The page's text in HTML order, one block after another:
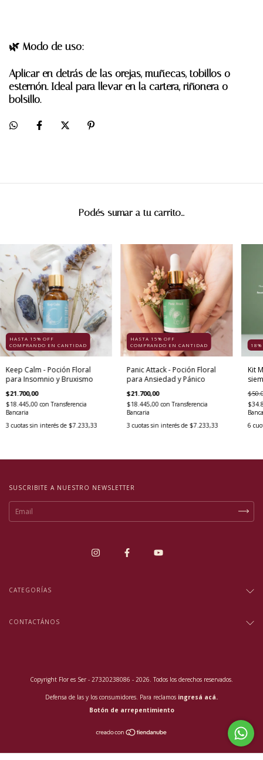
🌿 Modo de uso:
Aplicar endetrás de las orejas, muñecas, tobillos o
esternón. Ideal para llevar en la cartera, riñonera o
bolsillo.
Podés sumar a tu carrito...
HASTA 15% OFF
COMPRANDO EN CANTIDAD
Keep Calm - Poción Floral
para Insomnio y Bruxismo
$21.700,00
$18.445,00con Transferencia
Bancaria
3 cuotas sin interés de $7.233,33
HASTA 15% OFF
COMPRANDO EN CANTIDAD
Panic Attack - Poción Floral
para Ansiedad y Pánico
$21.700,00
$18.445,00con Transferencia
Bancaria
3 cuotas sin interés de $7.233,33
18
Kit
6
SUSCRIBITE A NUESTRO NEWSLETTER
CATEGORÍAS
CONTACTÁNOS
Copyright Flor es Ser - 27320238086 - 2026. Todos los derechos reservados.
Defensa de las y los consumidores. Para reclamos ingresá acá.
Botón de arrepentimiento